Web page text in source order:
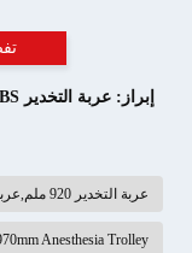
إبراز: عربة التخدير ABS
عربة التخدير 920 ملم,عربة التخدير 970 ملم,عربة تخدير المستشفى
Anesthesia Trolley